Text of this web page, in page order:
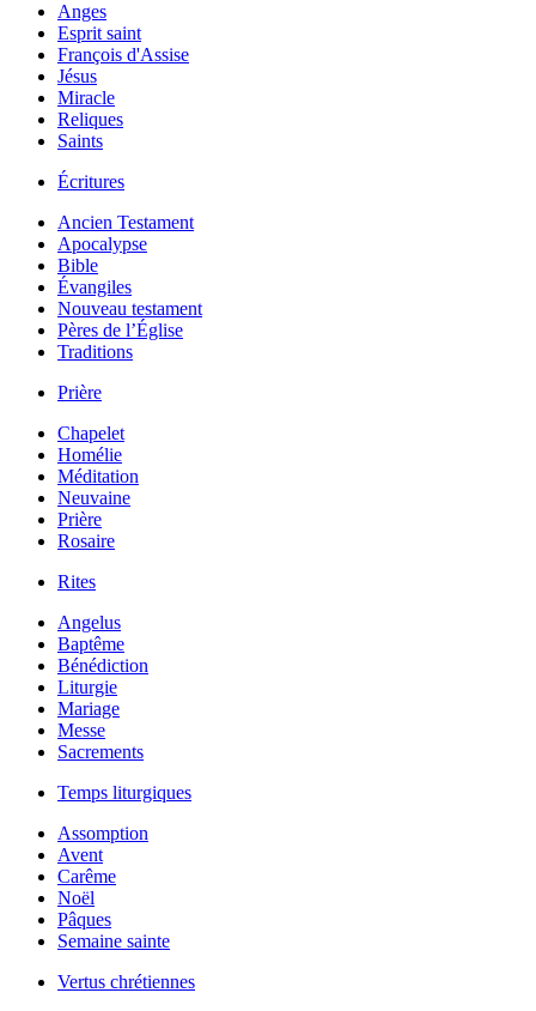
Anges
Esprit saint
François d'Assise
Jésus
Miracle
Reliques
Saints
Écritures
Ancien Testament
Apocalypse
Bible
Évangiles
Nouveau testament
Pères de l’Église
Traditions
Prière
Chapelet
Homélie
Méditation
Neuvaine
Prière
Rosaire
Rites
Angelus
Baptême
Bénédiction
Liturgie
Mariage
Messe
Sacrements
Temps liturgiques
Assomption
Avent
Carême
Noël
Pâques
Semaine sainte
Vertus chrétiennes